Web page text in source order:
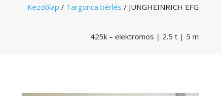
Kezdőlap / Targonca bérlés / JUNGHEINRICH EFG
425k – elektromos | 2.5 t | 5 m